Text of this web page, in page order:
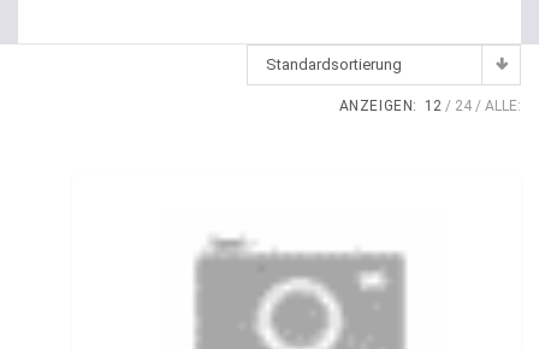
Standardsortierung
ANZEIGEN: 12 24 ALLE:
Echolote
Elektromotor Ersatzteile